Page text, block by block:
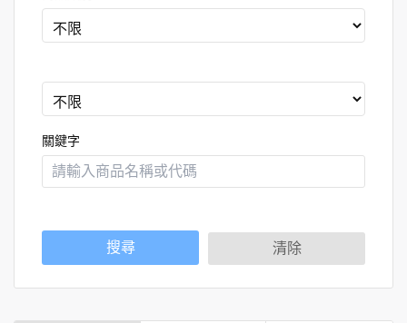
關鍵字
搜尋 清除